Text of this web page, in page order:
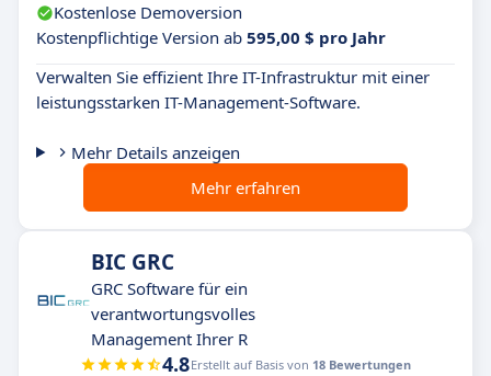
Kostenlose Demoversion
Kostenpflichtige Version ab 595,00 $ pro Jahr
Verwalten Sie effizient Ihre IT-Infrastruktur mit einer
leistungsstarken IT-Management-Software.
Mehr Details anzeigen
Mehr erfahren
BIC GRC
GRC Software für ein
verantwortungsvolles
Management Ihrer R
4.8Erstellt auf Basis von 18 Bewertungen